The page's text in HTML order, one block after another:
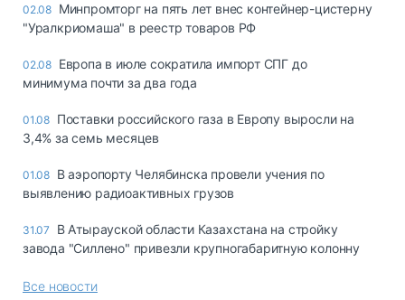
02.08 Минпромторг на пять лет внес контейнер-цистерну
"Уралкриомаша" в реестр товаров РФ
02.08 Европа в июле сократила импорт СПГ до
минимума почти за два года
01.08 Поставки российского газа в Европу выросли на
3,4% за семь месяцев
01.08 В аэропорту Челябинска провели учения по
выявлению радиоактивных грузов
31.07
В Атырауской области Казахстана на стройку
завода "Силлено" привезли крупногабаритную колонну
Все новости